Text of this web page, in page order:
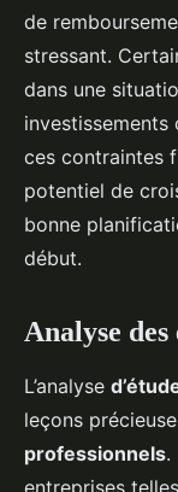
de
stressant.
dans une
ces contraintes
potentiel de
bonne
début.
Analyse des
L’analyse
leçons
professionnels.
entreprises